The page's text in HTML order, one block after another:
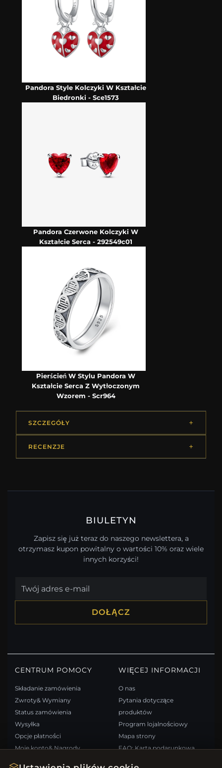
Pandora Style Kolczyki W Kształcie
Biedronki - Sce1573
Pandora Czerwone Kolczyki W
Kształcie Serca - 292549c01
Pierścień W Stylu Pandora W
Kształcie Serca Z Wytłoczonym
Wzorem - Scr964
SZCZEGÓŁY
RECENZJE
BIULETYN
Zapisz się już teraz do naszego newslettera, a
otrzymasz kupon powitalny o wartości 10% oraz wiele
innych korzyści!
DOŁĄCZ
CENTRUM POMOCY
Składanie zamówienia
Zwroty& Wymiany
Status zamówienia
Wysyłka
Opcje płatności
Moje konto& Nagrody
WIĘCEJ INFORMACJI
O nas
Pytania dotyczące
produktów
Program lojalnościowy
Mapa strony
FAQ: Karta podarunkowa